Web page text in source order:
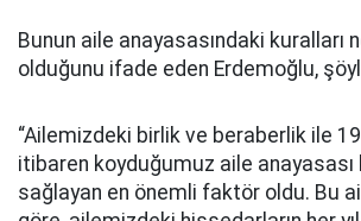
Bunun aile anayasasındaki kuralları
olduğunu ifade eden Erdemoğlu,
“Ailemizdeki birlik ve beraberlik ile
itibaren koyduğumuz aile anayasası
sağlayan en önemli faktör oldu. Bu